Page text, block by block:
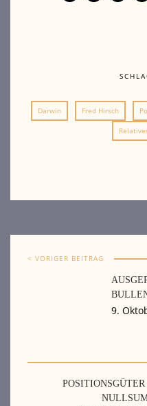
Darwin Fred Hirsch
< VORIGER BEITRAG
9.